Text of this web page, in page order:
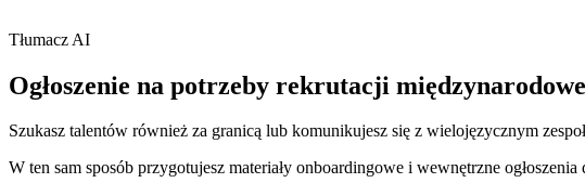
Tłumacz AI
Ogłoszenie na potrzeby rekrutacji
Szukasz talentów również za granicą lub komunikujesz się z wielojęzycznym
W ten sam sposób przygotujesz materiały onboardingowe i wewnętrzne